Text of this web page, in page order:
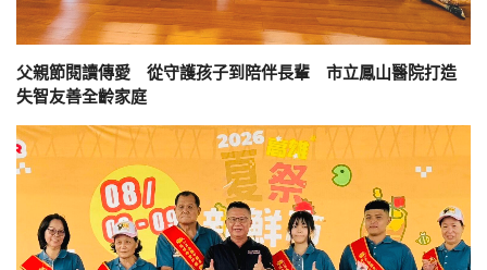
父親節閱讀傳愛 從守護孩子到陪伴長輩 市立鳳山醫院打造
失智友善全齡家庭